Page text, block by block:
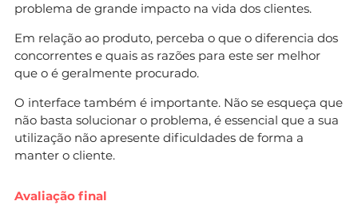
problema de grande impacto na vida dos clientes.
Em relação ao produto, perceba o que o diferencia dos
concorrentes e quais as razões para este ser melhor
que o é geralmente procurado.
O interface também é importante. Não se esqueça que
não basta solucionar o problema, é essencial que a sua
utilização não apresente dificuldades de forma a
manter o cliente.
Avaliação final